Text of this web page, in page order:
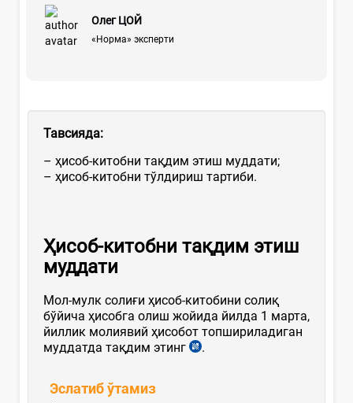
Олег ЦОЙ
«Норма» эксперти
Тавсияда:
– ҳисоб-китобни тақдим этиш муддати;
– ҳисоб-китобни тўлдириш тартиби.
Ҳисоб-китобни тақдим этиш
муддати
Мол-мулк солиғи ҳисоб-китобини солиқ
бўйича ҳисобга олиш жойида йилда 1 марта,
йиллик молиявий ҳисобот топшириладиган
муддатда тақдим этинг
.
Эслатиб ўтамиз